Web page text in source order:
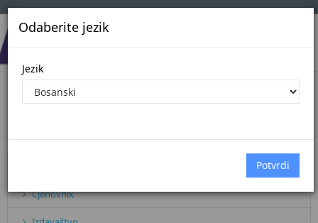
Odaberite jezik
Jezik
Кorisni linkovi
Cjenovnik